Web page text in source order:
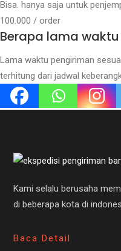
Bisa. hanya saja untuk
100.000 / order
Berapa lama
Lama waktu pengiriman
terhitung dari jadwal
Kami selalu berusaha
di beberapa kota di
Baca Detail